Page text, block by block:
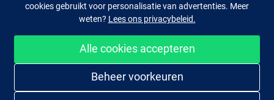
Facebook Instagram
Makkelijk en veilig shoppen
cookies gebruikt voor personalisatie van advertenties. Meer
weten? Lees ons privacybeleid.
Alle cookies accepteren
Beheer voorkeuren